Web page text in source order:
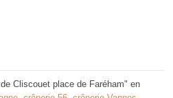
Cliscouet place de Faréham" en